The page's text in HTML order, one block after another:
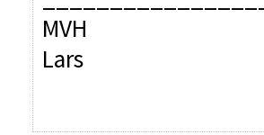
MVH
Lars